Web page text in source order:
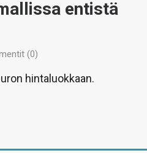
entistä
(0)
hintaluokkaan.